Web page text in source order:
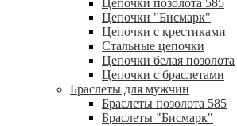
Цепочки позолота 585
Цепочки "Бисмарк"
Цепочки с крестиками
Стальные цепочки
Цепочки белая позолота
Цепочки с браслетами
Браслеты для мужчин
Браслеты позолота 585
Браслеты "Бисмарк"